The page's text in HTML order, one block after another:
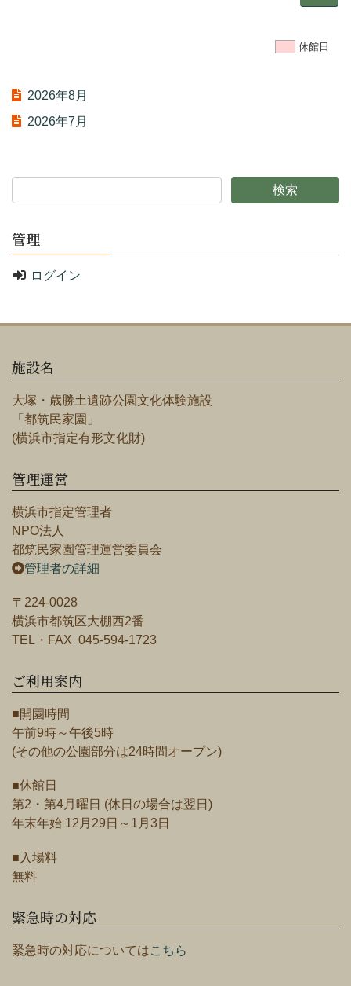
休館日
2026年8月
2026年7月
管理
ログイン
施設名
大塚・歳勝土遺跡公園文化体験施設
「都筑民家園」
(横浜市指定有形文化財)
管理運営
横浜市指定管理者
NPO法人
都筑民家園管理運営委員会
管理者の詳細
〒224-0028
横浜市都筑区大棚西2番
TEL・FAX 045-594-1723
ご利用案内
■開園時間
午前9時～午後5時
(その他の公園部分は24時間オープン)
■休館日
第2・第4月曜日 (休日の場合は翌日)
年末年始 12月29日～1月3日
■入場料
無料
緊急時の対応
緊急時の対応についてはこちら